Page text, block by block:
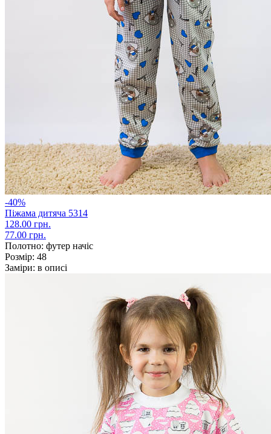
-40%
Піжама дитяча 5314
128.00 грн.
77.00 грн.
Полотно: футер начіс
Розмір: 48
Заміри: в описі